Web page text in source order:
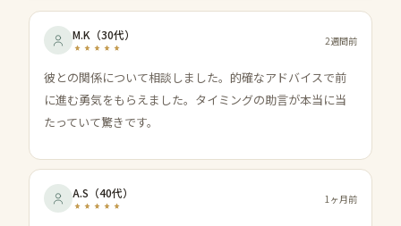
M.K （30代） 2週間前
彼との関係について相談しました。的確なアドバイスで前
に進む勇気をもらえました。タイミングの助言が本当に当
たっていて驚きです。
A.S （40代） 1ヶ月前